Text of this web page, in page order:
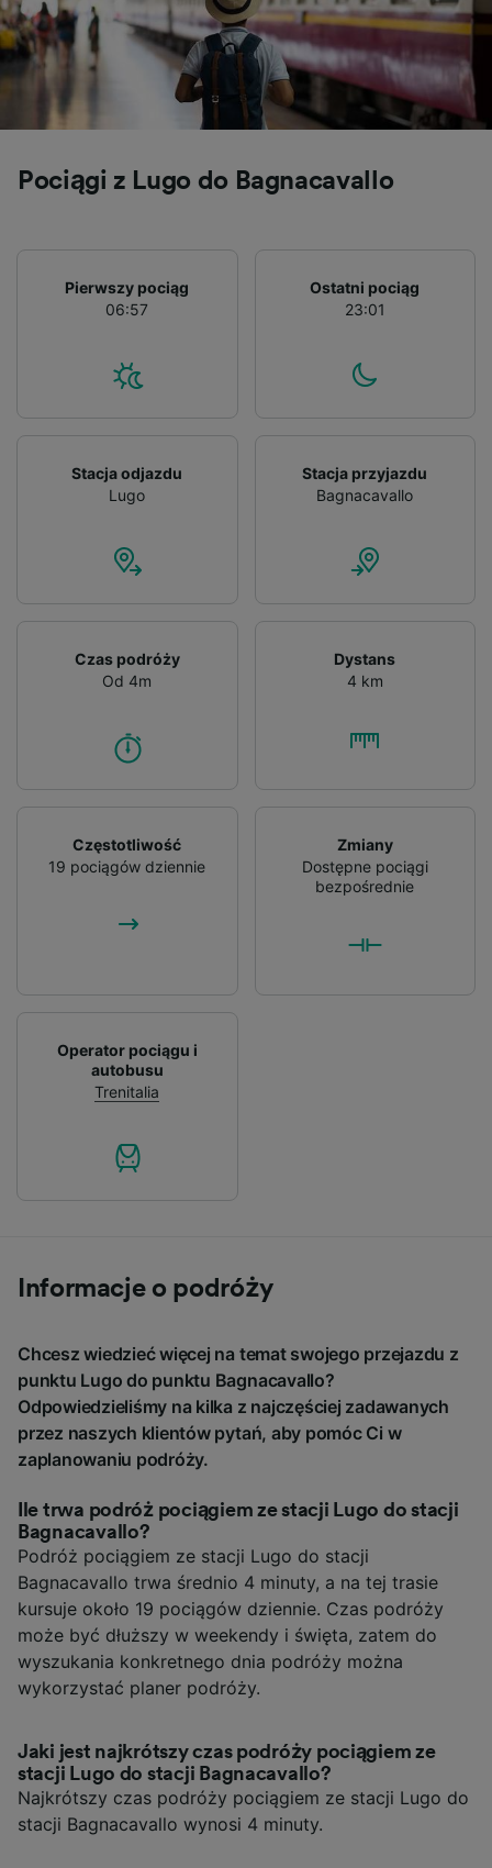
Pociągi z Lugo do Bagnacavallo
Pierwszy pociąg
06:57
Ostatni pociąg
23:01
Stacja odjazdu
Lugo
Stacja przyjazdu
Bagnacavallo
Czas podróży
Od 4m
Dystans
4 km
Częstotliwość
19 pociągów dziennie
Zmiany
Dostępne pociągi
bezpośrednie
Operator pociągu i
autobusu
Trenitalia
Informacje o podróży
Chcesz wiedzieć więcej na temat swojego przejazdu z
punktu Lugo do punktu Bagnacavallo?
Odpowiedzieliśmy na kilka z najczęściej zadawanych
przez naszych klientów pytań, aby pomóc Ci w
zaplanowaniu podróży.
Ile trwa podróż pociągiem ze stacji Lugo do stacji
Bagnacavallo?
Podróż pociągiem ze stacji Lugo do stacji
Bagnacavallo trwa średnio 4 minuty, a na tej trasie
kursuje około 19 pociągów dziennie. Czas podróży
może być dłuższy w weekendy i święta, zatem do
wyszukania konkretnego dnia podróży można
wykorzystać planer podróży.
Jaki jest najkrótszy czas podróży pociągiem ze
stacji Lugo do stacji Bagnacavallo?
Najkrótszy czas podróży pociągiem ze stacji Lugo do
stacji Bagnacavallo wynosi 4 minuty.